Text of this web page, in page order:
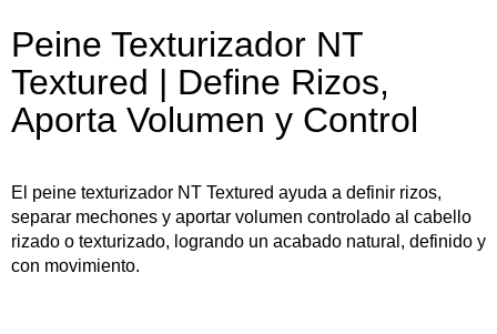
Peine Texturizador NT
Textured | Define Rizos,
Aporta Volumen y Control
El peine texturizador NT Textured ayuda a definir rizos,
separar mechones y aportar volumen controlado al cabello
rizado o texturizado, logrando un acabado natural, definido y
con movimiento.